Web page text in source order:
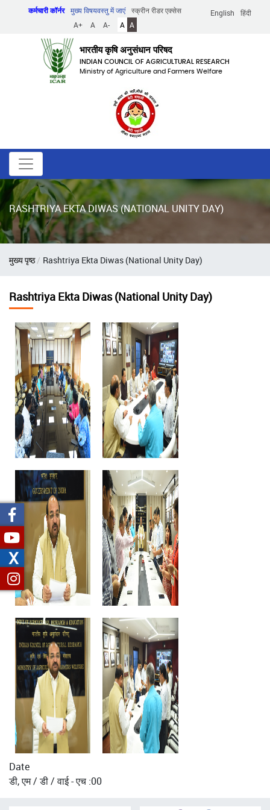
English हिंदी
कर्मचारी कॉर्नर मुख्य विषयवस्तु में जाएं
स्क्रीन रीडर एक्सेस
A+
A A- A A
भारतीय कृषि अनुसंधान परिषद
INDIAN COUNCIL OF AGRICULTURAL RESEARCH
Ministry of Agriculture and Farmers Welfare
RASHTRIYA EKTA DIWAS (NATIONAL UNITY DAY)
पग
मुख्य पृष्ठ Rashtriya Ekta Diwas (National Unity Day)
Rashtriya Ekta Diwas (National Unity Day)
Date
डी, एम / डी / वाई - एच :00
X